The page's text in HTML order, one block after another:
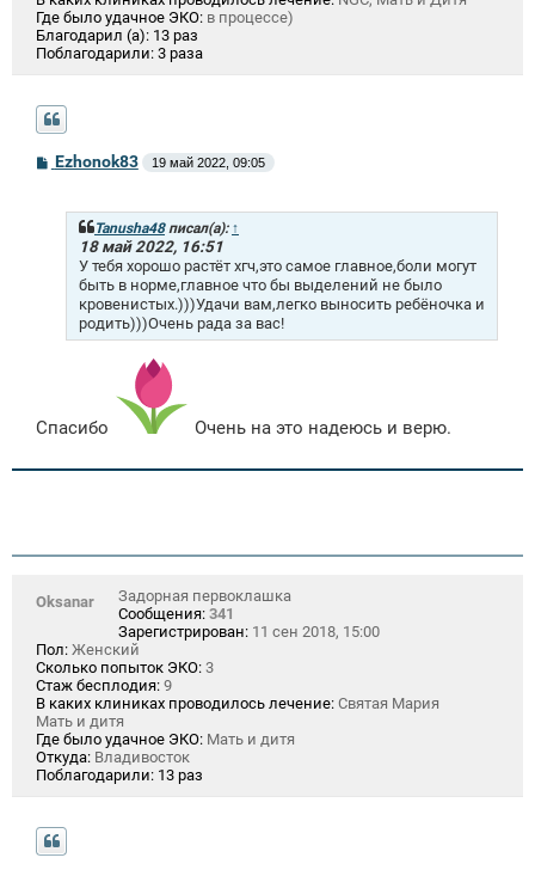
Где было удачное ЭКО: в процессе)
Благодарил (а): 13 раз
Поблагодарили: 3 раза
СEzhonok83 19 май 2022, 09:05
Tanusha48писал(а): ↑
18 май 2022, 16:51
У тебя хорошо растёт хгч,это самое главное,боли могут
быть в норме,главное что бы выделений не было
кровенистых.)))Удачи вам,легко выносить ребёночка и
родить)))Очень рада за вас!
Спасибо Очень на это надеюсь и верю.
Oksanar
Задорная первоклашка
Сообщения: 341
Зарегистрирован: 11 сен 2018, 15:00
Пол: Женский
Сколько попыток ЭКО: 3
Стаж бесплодия: 9
В каких клиниках проводилось лечение: Святая Мария
Мать и дитя
Где было удачное ЭКО: Мать и дитя
Откуда: Владивосток
Поблагодарили: 13 раз